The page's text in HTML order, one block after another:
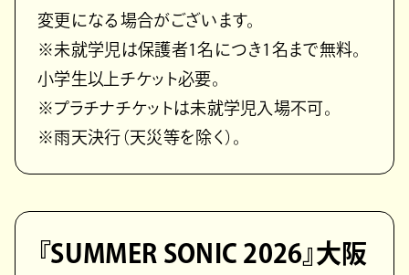
変更になる場合がございます。
※未就学児は保護者1名につき1名まで無料。
小学生以上チケット必要。
※プラチナチケットは未就学児入場不可。
※雨天決行（天災等を除く）。
『SUMMER SONIC 2026』大阪